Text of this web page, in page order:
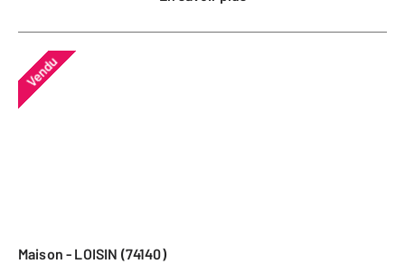
Vendu
Maison - LOISIN (74140)